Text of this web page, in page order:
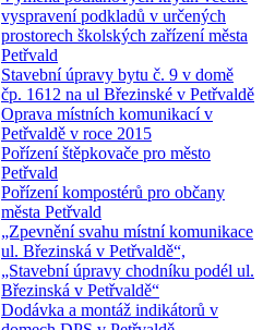
vyspravení podkladů v určených
prostorech školských zařízení města
Petřvald
Stavební úpravy bytu č. 9 v domě
čp. 1612 na ul Březinské v Petřvaldě
Oprava místních komunikací v
Petřvaldě v roce 2015
Pořízení štěpkovače pro město
Petřvald
Pořízení kompostérů pro občany
města Petřvald
„Zpevnění svahu místní komunikace
ul. Březinská v Petřvaldě“,
„Stavební úpravy chodníku podél ul.
Březinská v Petřvaldě“
Dodávka a montáž indikátorů v